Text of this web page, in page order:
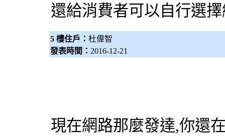
還給消費者可以自行選
5 樓住戶： 杜偉智
發表時間： 2016-12-21
現在網路那麼發達,你還